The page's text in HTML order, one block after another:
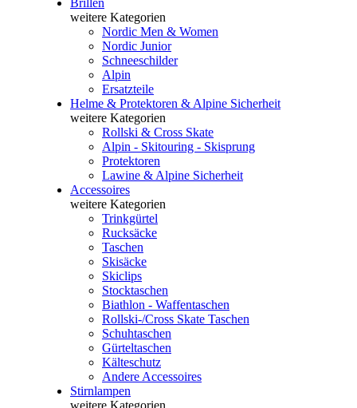
Brillen
weitere Kategorien
Nordic Men & Women
Nordic Junior
Schneeschilder
Alpin
Ersatzteile
Helme & Protektoren & Alpine Sicherheit
weitere Kategorien
Rollski & Cross Skate
Alpin - Skitouring - Skisprung
Protektoren
Lawine & Alpine Sicherheit
Accessoires
weitere Kategorien
Trinkgürtel
Rucksäcke
Taschen
Skisäcke
Skiclips
Stocktaschen
Biathlon - Waffentaschen
Rollski-/Cross Skate Taschen
Schuhtaschen
Gürteltaschen
Kälteschutz
Andere Accessoires
Stirnlampen
weitere Kategorien